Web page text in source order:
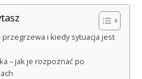
przegrzewa i kiedy sytuacja jest
– jak je rozpoznać po